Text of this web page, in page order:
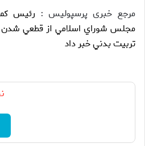
مرجع خبری پرسپولیس : رئيس
مجلس شوراي اسلامي از قطعي شدن
تربيت بدني خبر داد